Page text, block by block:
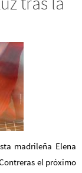
madrileña Elena
el próximo